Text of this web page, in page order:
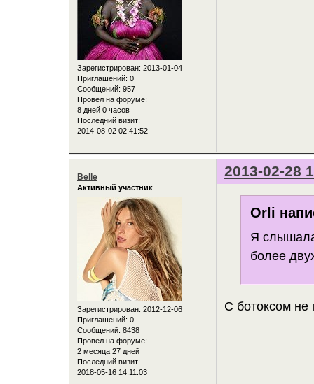
Зарегистрирован: 2013-01-04
Приглашений: 0
Сообщений: 957
Провел на форуме:
8 дней 0 часов
Последний визит:
2014-08-02 02:41:52
2013-02-28
Belle
Активный участник
Зарегистрирован: 2012-12-06
Приглашений: 0
Сообщений: 8438
Провел на форуме:
2 месяца 27 дней
Последний визит:
2018-05-16 14:11:03
Orli
Я
более
С ботоксом не